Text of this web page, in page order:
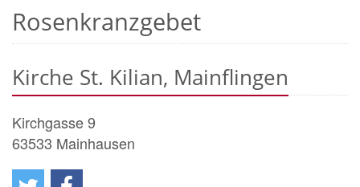
Rosenkranzgebet
Kirche St. Kilian, Mainflingen
Kirchgasse 9
63533 Mainhausen